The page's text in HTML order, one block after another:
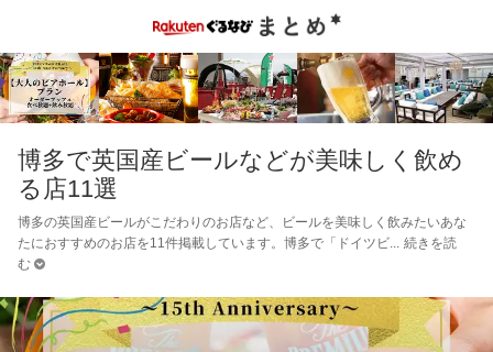
博多で英国産ビールなどが美味しく飲め
る店11選
博多の英国産ビールがこだわりのお店など、ビールを美味しく飲みたいあな
たにおすすめのお店を11件掲載しています。博多で「ドイツビ
続きを読
む